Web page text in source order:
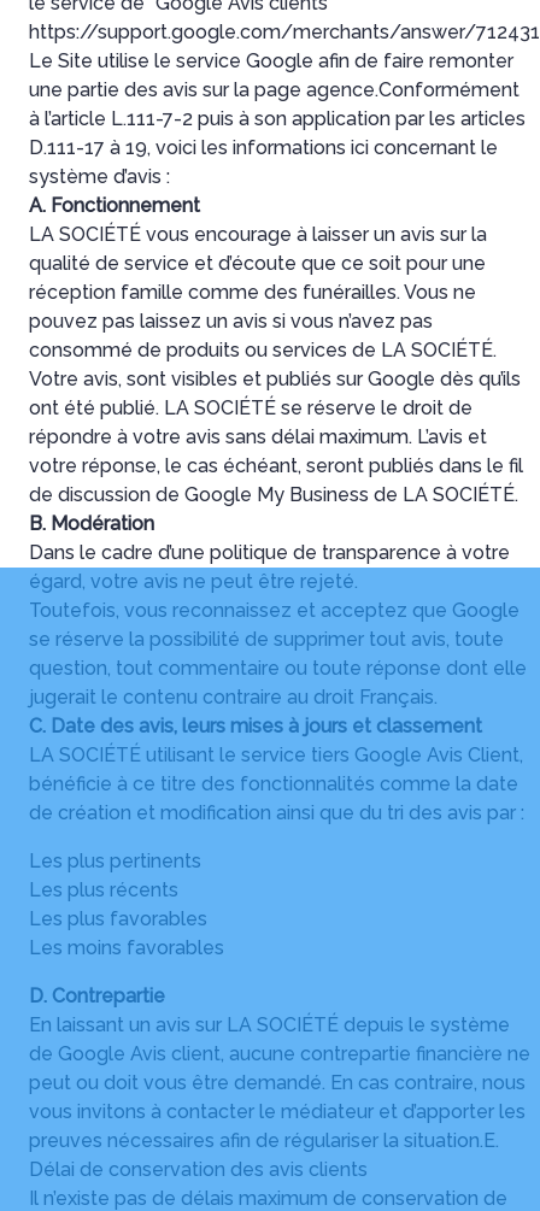
https://support.google.com/merchants/answer/
Le Site utilise le service Google afin de faire remonter
une partie des avis sur la page agence.Conformément
à l’article L.111-7-2 puis à son application par les articles
D.111-17 à 19, voici les informations ici concernant le
système d’avis :
A. Fonctionnement
LA SOCIÉTÉ vous encourage à laisser un avis sur la
qualité de service et d’écoute que ce soit pour une
réception famille comme des funérailles. Vous ne
pouvez pas laissez un avis si vous n’avez pas
consommé de produits ou services de LA SOCIÉTÉ.
Votre avis, sont visibles et publiés sur Google dès qu’ils
ont été publié. LA SOCIÉTÉ se réserve le droit de
répondre à votre avis sans délai maximum. L’avis et
votre réponse, le cas échéant, seront publiés dans le fil
de discussion de Google My Business de LA SOCIÉTÉ.
B. Modération
Dans le cadre d’une politique de transparence à votre
égard, votre avis ne peut être rejeté.
Toutefois, vous reconnaissez et acceptez que Google
se réserve la possibilité de supprimer tout avis, toute
question, tout commentaire ou toute réponse dont elle
jugerait le contenu contraire au droit Français.
C. Date des avis, leurs mises à jours et classement
LA SOCIÉTÉ utilisant le service tiers Google Avis Client,
bénéficie à ce titre des fonctionnalités comme la date
de création et modification ainsi que du tri des avis par :
Les plus pertinents
Les plus récents
Les plus favorables
Les moins favorables
D. Contrepartie
En laissant un avis sur LA SOCIÉTÉ depuis le système
de Google Avis client, aucune contrepartie financière ne
peut ou doit vous être demandé. En cas contraire, nous
vous invitons à contacter le médiateur et d’apporter les
preuves nécessaires afin de régulariser la situation.E.
Délai de conservation des avis clients
Il n’existe pas de délais maximum de conservation de